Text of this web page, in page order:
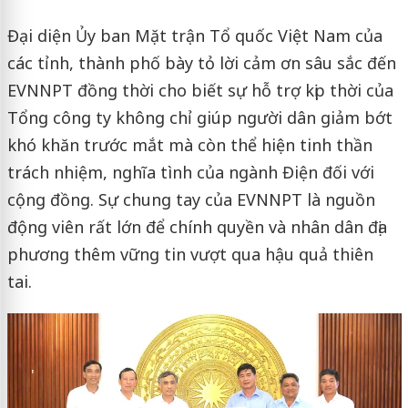
Đại diện Ủy ban Mặt trận Tổ quốc Việt Nam của
các tỉnh, thành phố bày tỏ lời cảm ơn sâu sắc đến
EVNNPT đồng thời cho biết sự hỗ trợ kịp thời của
Tổng công ty không chỉ giúp người dân giảm bớt
khó khăn trước mắt mà còn thể hiện tinh thần
trách nhiệm, nghĩa tình của ngành Điện đối với
cộng đồng. Sự chung tay của EVNNPT là nguồn
động viên rất lớn để chính quyền và nhân dân địa
phương thêm vững tin vượt qua hậu quả thiên
tai.